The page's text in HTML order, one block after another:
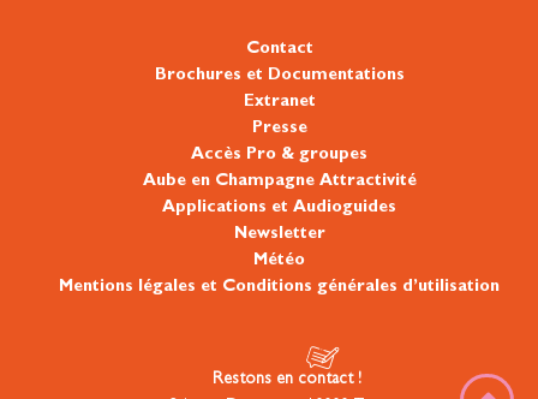
Contact
Brochures et Documentations
Extranet
Presse
Accès Pro & groupes
Aube en Champagne Attractivité
Applications et Audioguides
Newsletter
Météo
Mentions légales et Conditions générales d’utilisation
Restons en contact !